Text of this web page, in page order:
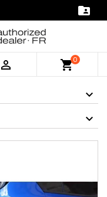

 shopping_cart0